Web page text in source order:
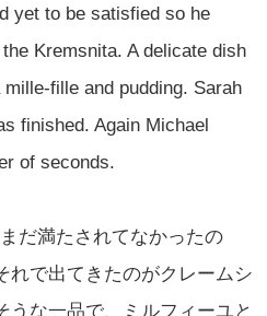
yet to be satisfied so he
Kremsnita. A delicate dish
fille and pudding. Sarah
finished. Again Michael
of seconds.
だ満たされてなかったの
れで出てきたのがクレームシ
うな一品で、ミルフィーユと